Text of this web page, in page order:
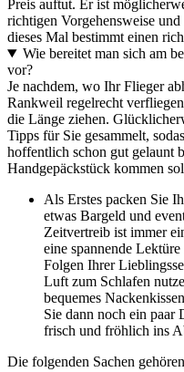
Preis auftut. Er ist
richtigen Vorgehensweise
dieses Mal bestimmt einen
Wie bereitet man sich am
vor?
Je nachdem, wo Ihr Flieger
Rankweil regelrecht
die Länge ziehen.
Tipps für Sie gesammelt,
hoffentlich schon gut gelaunt
Handgepäckstück kommen
Als Erstes packen Sie
etwas Bargeld und
Zeitvertreib ist immer
eine spannende
Folgen Ihrer
Luft zum Schlafen
bequemes
Sie dann noch ein paar
frisch und fröhlich ins
Die folgenden Sachen